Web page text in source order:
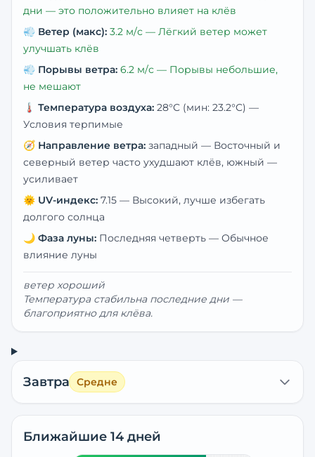
дни — это положительно влияет на клёв
💨 Ветер (макс): 3.2 м/с — Лёгкий ветер может
улучшать клёв
💨 Порывы ветра: 6.2 м/с — Порывы небольшие,
не мешают
🌡️ Температура воздуха: 28°C (мин: 23.2°C) —
Условия терпимые
🧭 Направление ветра: западный — Восточный и
северный ветер часто ухудшают клёв, южный —
усиливает
🌞 UV-индекс: 7.15 — Высокий, лучше избегать
долгого солнца
🌙 Фаза луны: Последняя четверть — Обычное
влияние луны
ветер хороший
Температура стабильна последние дни —
благоприятно для клёва.
Завтра Средне
Ближайшие 14 дней